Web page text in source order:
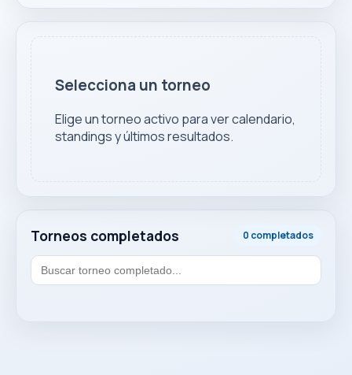
Torneos completados 0 completados
Selecciona un torneo
Elige un torneo activo para ver calendario,
standings y últimos resultados.